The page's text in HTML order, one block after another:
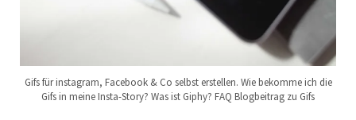
Gifs für instagram, Facebook & Co selbst erstellen. Wie bekomme ich die
Gifs in meine Insta-Story? Was ist Giphy? FAQ Blogbeitrag zu Gifs